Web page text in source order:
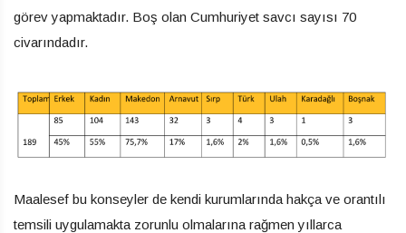
görev yapmaktadır. Boş olan Cumhuriyet savcı sayısı 70
civarındadır.
Maalesef bu konseyler de kendi kurumlarında hakça ve orantılı
temsili uygulamakta zorunlu olmalarına rağmen yıllarca